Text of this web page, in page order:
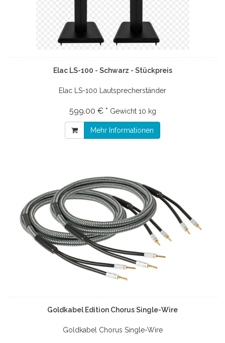
Elac LS-100 - Schwarz - Stückpreis
Elac LS-100 Lautsprecherständer
599.00 € * Gewicht 10 kg
Mehr Informationen
Goldkabel Edition Chorus Single-Wire
Goldkabel Chorus Single-Wire